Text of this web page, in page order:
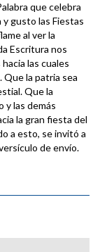
que celebra
y gusto las Fiestas
al ver la
Escritura nos
las cuales
Que la patria sea
Que la
y las demás
la gran fiesta del
a esto, se invitó a
de envío.